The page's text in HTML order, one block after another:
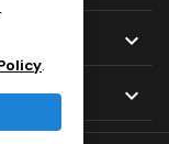


.